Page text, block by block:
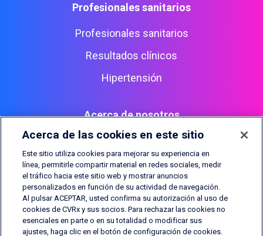
Profesionales sanitarios
Profesionales sanitarios
Resultados clínicos
Hipertensión
Acerca de nosotros
Inversores
Oportunidades de trabajo
Contacto
CVRx, Barostim, BAT, Barostim NEO, Barostim NEO2, BATwire
Acerca de las cookies en este sitio
​​Este sitio utiliza cookies para mejorar su experiencia en
línea, permitirle compartir material en redes sociales, medir
el tráfico hacia este sitio web y mostrar anuncios
personalizados en función de su actividad de navegación.
Al pulsar ACEPTAR, usted confirma su autorización al uso de
cookies de CVRx y sus socios. Para rechazar las cookies no
esenciales en parte o en su totalidad o modificar sus
ajustes, haga clic en el botón de configuración de cookies.